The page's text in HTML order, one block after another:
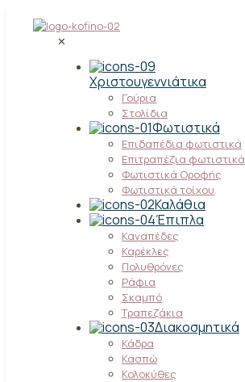
✕
Χριστουγεννιάτικα
Γούρια
Στολίδια
Φωτιστικά
Επιδαπέδια φωτιστικά
Επιτραπέζια φωτιστικά
Φωτιστικά Οροφής
Φωτιστικά τοίχου
Καλάθια
Έπιπλα
Καναπέδες
Καρέκλες
Πολυθρόνες
Ράφια
Σκαμπό
Τραπεζάκια
Διακοσμητικά
Κάδρα
Κασπώ
Κολοκύθες